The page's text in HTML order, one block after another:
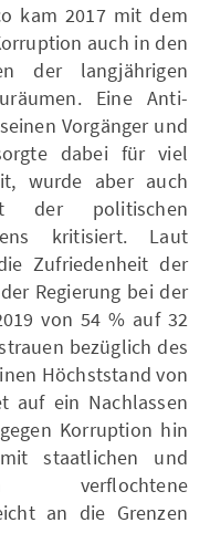
kam 2017 mit dem
auch in den
der langjährigen
Eine Anti-
Vorgänger und
dabei für viel
wurde aber auch
der politischen
kritisiert. Laut
Zufriedenheit der
Regierung bei der
von 54 % auf 32
bezüglich des
Höchststand von
auf ein Nachlassen
Korruption hin
staatlichen und
verflochtene
an die Grenzen